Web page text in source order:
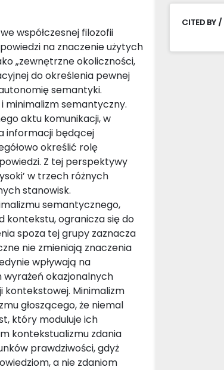
współczesnej filozofii
na znaczenie użytych
„zewnętrzne okoliczności,
do określenia pewnej
semantyki.
minimalizm semantyczny.
aktu komunikacji, w
informacji będącej
określić rolę
Z tej perspektywy
w trzech różnych
stanowisk.
semantycznego,
kontekstu, ogranicza się do
spoza tej grupy zaznacza
nie zmieniają znaczenia
wpływają na
okazjonalnych
Minimalizm
głoszącego, że niemal
który moduluje ich
kontekstualizmu zdania
prawdziwości, gdyż
a nie zdaniom
CITED BY /